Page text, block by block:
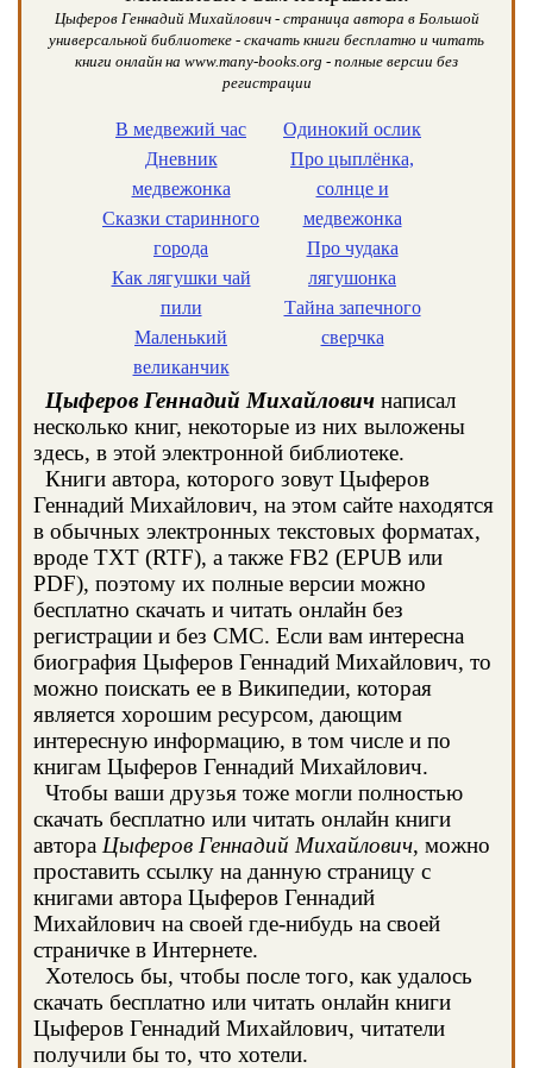
Цыферов Геннадий Михайлович - страница автора в Большой
универсальной библиотеке - скачать книги бесплатно и читать
книги онлайн на www.many-books.org - полные версии без
регистрации
В медвежий час
Дневник
медвежонка
Сказки старинного
города
Как лягушки чай
пили
Маленький
великанчик
Одинокий ослик
Про цыплёнка,
солнце и
медвежонка
Про чудака
лягушонка
Тайна запечного
сверчка
Цыферов Геннадий Михайлович написал
несколько книг, некоторые из них выложены
здесь, в этой электронной библиотеке.
Книги автора, которого зовут Цыферов
Геннадий Михайлович, на этом сайте находятся
в обычных электронных текстовых форматах,
вроде TXT (RTF), а также FB2 (EPUB или
PDF), поэтому их полные версии можно
бесплатно скачать и читать онлайн без
регистрации и без СМС. Если вам интересна
биография Цыферов Геннадий Михайлович, то
можно поискать ее в Википедии, которая
является хорошим ресурсом, дающим
интересную информацию, в том числе и по
книгам Цыферов Геннадий Михайлович.
Чтобы ваши друзья тоже могли полностью
скачать бесплатно или читать онлайн книги
автора Цыферов Геннадий Михайлович, можно
проставить ссылку на данную страницу с
книгами автора Цыферов Геннадий
Михайлович на своей где-нибудь на своей
страничке в Интернете.
Хотелось бы, чтобы после того, как удалось
скачать бесплатно или читать онлайн книги
Цыферов Геннадий Михайлович, читатели
получили бы то, что хотели.